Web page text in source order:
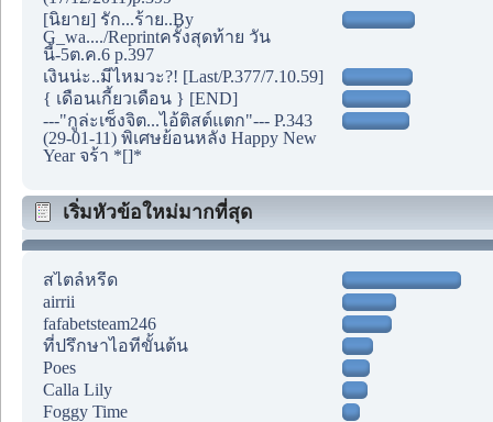
[นิยาย] รัก...ร้าย..By
G_wa..../Reprintครั้งสุดท้าย วัน
นี้-5ต.ค.6 p.397
เงินน่ะ..มีไหมวะ?! [Last/P.377/7.10.59]
{ เดือนเกี้ยวเดือน } [END]
---"กูล่ะเซ็งจิต...ไอ้ติสต์แตก"--- P.343
(29-01-11) พิเศษย้อนหลัง Happy New
Year จร้า *[]*
เริ่มหัวข้อใหม่มากที่สุด
สไตล์หรีด
airrii
fafabetsteam246
ที่ปรึกษาไอทีขั้นต้น
Poes
Calla Lily
Foggy Time